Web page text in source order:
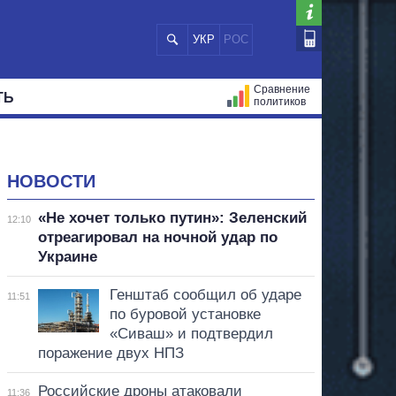
УКР РОС
Сравнение
политиков
НОВОСТИ
12:10
«Не хочет только путин»: Зеленский
отреагировал на ночной удар по
Украине
11:51
Генштаб сообщил об ударе
по буровой установке
«Сиваш» и подтвердил
поражение двух НПЗ
11:36
Российские дроны атаковали